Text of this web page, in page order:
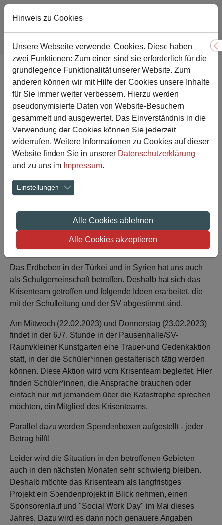
Zum Hauptinhalt springen
Sie sind hier:
Gesamtschule Nachricht
Erdbeben-Katastrophe:
Aktion des Krisenteams am
Mittwoch und Donnerstag
(22./23.02.2023)
21.02.2023
Das Erdbeben in der Türkei und in Syrien hat uns auch
als Schulgemeinschaft betroffen. Deshalb hat sich das
Krisenteam getroffen und folgende Ideen erarbeitet, die
mit der Schulleitung und der SV abgestimmt sind.
Am Mittwoch (22.02.2023) und Donnerstag (23.02.2023)
findet in der 6./7. Stunde in der Pausenhalle/SV-
Raum/kleiner Kunstgarten eine Trauer-und Gedenkaktion
statt, in der die Schüler*innen gestalterisch tätig werden
können. Diese Aktion wird vom Krisenteam begleitet. Hier
finden Schüler*innen, die Ansprache brauchen oder
einfach nur mit jemandem über die Katastrophe sprechen
möchten, ein Mitglied des Krisenteams.
Parallel dazu werden Spendenboxen aufgestellt - jeder
Betrag hilft!
Leider wird die Situation in den betroffenen Gebieten
auch in den nächsten Monaten sehr schwierig bleiben.
Deshalb möchte das Krisenteam als langfristiges
Projekt ein Spendenprojekt in Blick nehmen, einen
Sponsorenlauf und "Social Work Day" im Mai dieses
Jahres. Dazu wird es dann noch genauere Angaben
Hinweis zu Cookies
Unsere Webseite verwendet Cookies. Diese haben
zwei Funktionen: Zum einen sind sie erforderlich für die
grundlegende Funktionalität unserer Website. Zum
anderen können wir mit Hilfe der Cookies unsere Inhalte
für Sie immer weiter verbessern. Hierzu werden
pseudonymisierte Daten von Website-Besuchern
gesammelt und ausgewertet. Das Einverständnis in die
Verwendung der Cookies können Sie jederzeit
widerrufen. Weitere Informationen zu Cookies auf dieser
Website finden Sie in unserer Datenschutzerklärung
und zu uns im Impressum.
Einstellungen
Alle Cookies ablehnen
Alle Cookies akzeptieren